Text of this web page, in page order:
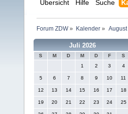
Übersicht Hilfe Suche
Forum ZDW» Kalender »
Juli 2026
S M D M D F
S
1
2 3 4
5 6 7 8 9 10 11
12 13 14 15 16 17 18
19 20 21 22 23 24 25